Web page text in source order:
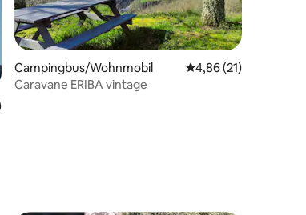
Bewertung: 4,91 von 5, 47 Bewertungen
Campingbus/Wohnmobil Durchschnittliche
4,86 (21)
Caravane ERIBA vintage